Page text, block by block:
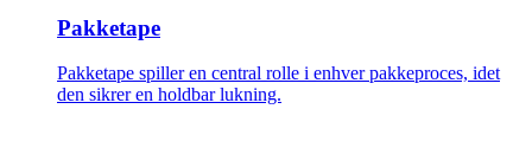
Pakketape
Pakketape spiller en central rolle i enhver pakkeproces, idet
den sikrer en holdbar lukning.